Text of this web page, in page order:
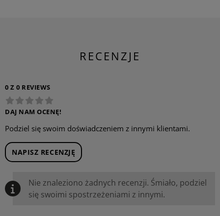
RECENZJE
0 Z 0 REVIEWS
DAJ NAM OCENĘ!
Podziel się swoim doświadczeniem z innymi klientami.
NAPISZ RECENZJĘ
Nie znaleziono żadnych recenzji. Śmiało, podziel
się swoimi spostrzeżeniami z innymi.